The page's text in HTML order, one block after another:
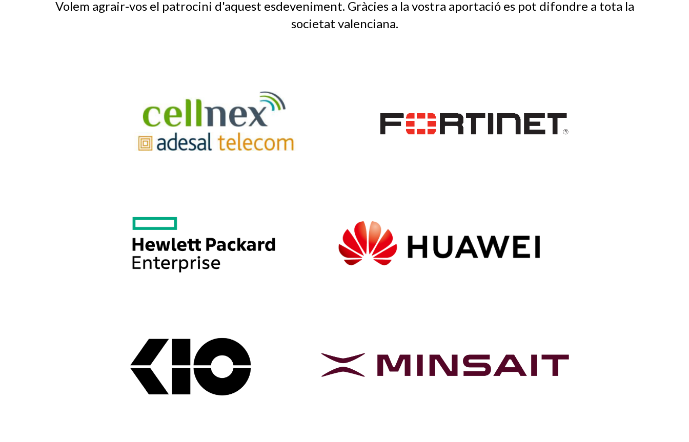
Volem agrair-vos el patrocini d'aquest esdeveniment. Gràcies a la vostra aportació es pot difondre a tota la
societat valenciana.